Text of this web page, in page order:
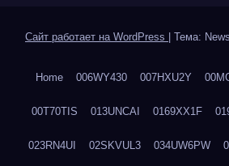
Сайт работает на WordPress Тема:
Home 006WY430 007HXU2Y
00T70TIS 013UNCAI 0169XX1F
023RN4UI 02SKVUL3 034UW6PW